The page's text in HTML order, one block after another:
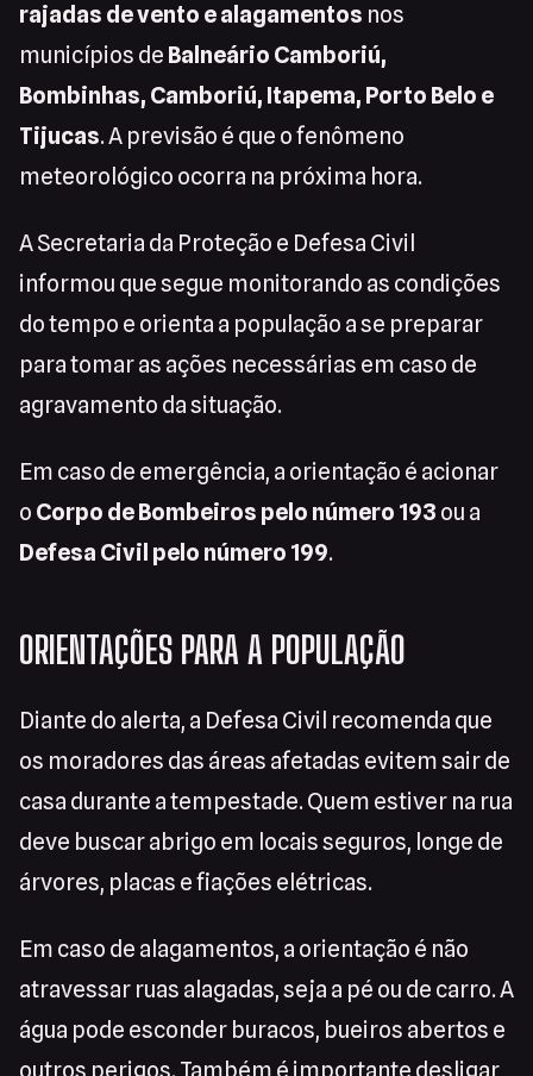
rajadas de vento e alagamentos nos
municípios de Balneário Camboriú,
Bombinhas, Camboriú, Itapema, Porto Belo e
Tijucas. A previsão é que o fenômeno
meteorológico ocorra na próxima hora.
A Secretaria da Proteção e Defesa Civil
informou que segue monitorando as condições
do tempo e orienta a população a se preparar
para tomar as ações necessárias em caso de
agravamento da situação.
Em caso de emergência, a orientação é acionar
o Corpo de Bombeiros pelo número 193 ou a
Defesa Civil pelo número 199.
ORIENTAÇÕES PARA A POPULAÇÃO
Diante do alerta, a Defesa Civil recomenda que
os moradores das áreas afetadas evitem sair de
casa durante a tempestade. Quem estiver na rua
deve buscar abrigo em locais seguros, longe de
árvores, placas e fiações elétricas.
Em caso de alagamentos, a orientação é não
atravessar ruas alagadas, seja a pé ou de carro. A
água pode esconder buracos, bueiros abertos e
outros perigos. Também é importante desligar